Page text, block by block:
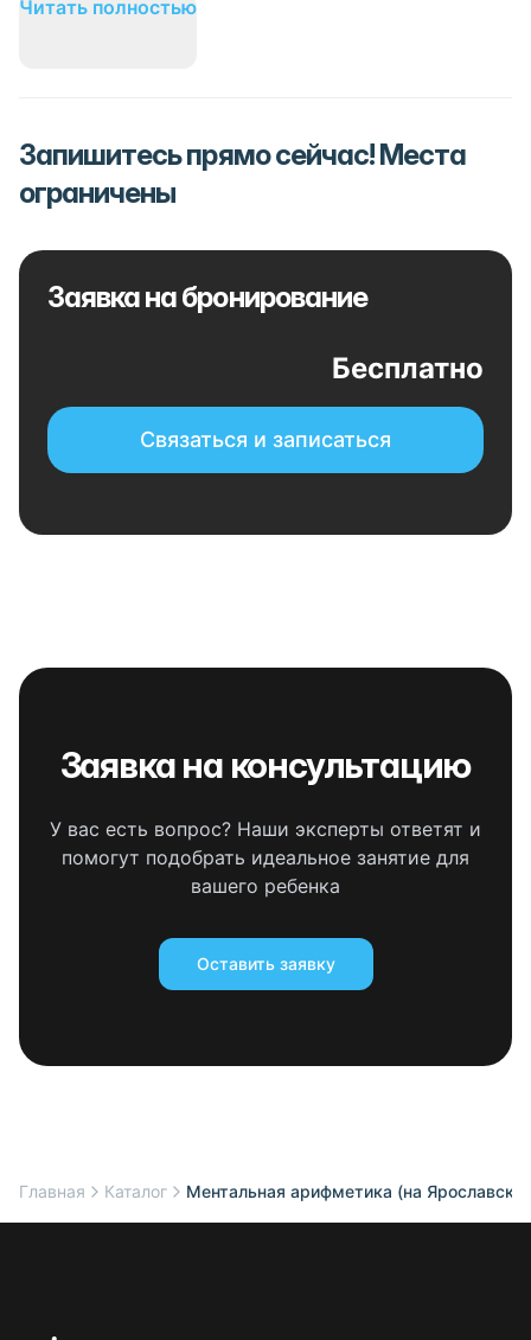
Читать полностью
Запишитесь прямо сейчас! Места
ограничены
Заявка на бронирование
Бесплатно
Связаться и записаться
Заявка на консультацию
У вас есть вопрос? Наши эксперты ответят и
помогут подобрать идеальное занятие для
вашего ребенка
Оставить заявку
Главная Каталог Ментальная арифметика (на